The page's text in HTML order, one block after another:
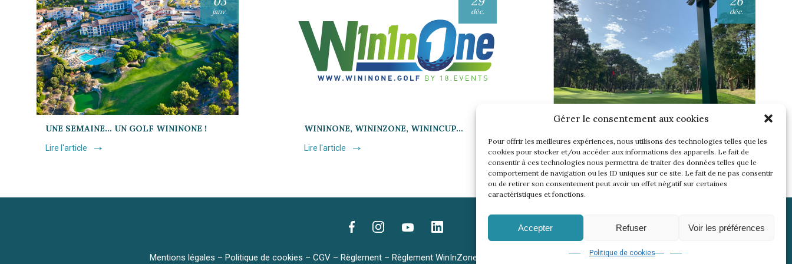
Gérer le consentement aux cookies
Pour offrir les meilleures expériences, nous utilisons des technologies telles que les
cookies pour stocker et/ou accéder aux informations des appareils. Le fait de
consentir à ces technologies nous permettra de traiter des données telles que le
comportement de navigation ou les ID uniques sur ce site. Le fait de ne pas consentir
ou de retirer son consentement peut avoir un effet négatif sur certaines
caractéristiques et fonctions.
Accepter Refuser Voir les préférences
Politique de cookies
janv.
UNE SEMAINE… UN GOLF WININONE !
Lire l'article
déc.
WININONE, WININZONE, WININCUP…
Lire l'article
déc.
WININONE !
Lire l'article
Mentions légales – Politique de cookies – CGV – Règlement – Règlement WinInZone © 2026 | 18 events